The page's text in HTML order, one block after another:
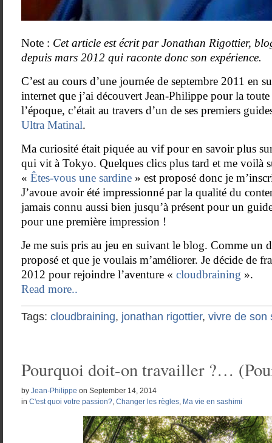
Note : Cet article est écrit par Jonathan Rigottier,
depuis mars 2012 qui raconte donc son expérience.
C’est au cours d’une journée de septembre 2011 en
internet que j’ai découvert Jean-Philippe pour la
l’époque, c’était au travers d’un de ses premiers
Ultra Matinal.
Ma curiosité était piquée au vif pour en savoir plus
qui vit à Tokyo. Quelques clics plus tard et me voilà
« Êtes-vous une sardine » est proposé donc je
J’avoue avoir été impressionné par la qualité du
jamais connu aussi bien jusqu’à présent pour un
pour une première impression !
Je me suis pris au jeu en suivant le blog. Comme un
proposé et que je voulais m’améliorer. Je décide de
2012 pour rejoindre l’aventure « cloudbraining ».
Read more..
Tags: cloudbraining, jonathan rigottier, vivre de son
Pourquoi doit-on travailler ?…
by Jean-Philippe on September 14, 2014
in C'est quoi votre passion?, Changer les règles, Ma vie en sashimi